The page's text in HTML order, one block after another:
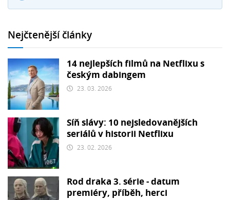
Nejčtenější články
14 nejlepších filmů na Netflixu s
českým dabingem
23. 03. 2026
Síň slávy: 10 nejsledovanějších
seriálů v historii Netflixu
23. 02. 2026
Rod draka 3. série - datum
premiéry, příběh, herci